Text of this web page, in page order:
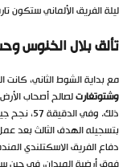
ليلة الفريق الألماني ستكون
تألق بلال الخنوس
مع بداية الشوط الثاني، كانت
وشتوتغارتلصالح أصحاب
ذلك. وفي
بتسجيله الهدف الثالث بعد
دفاع الفريق الاسكتلندي